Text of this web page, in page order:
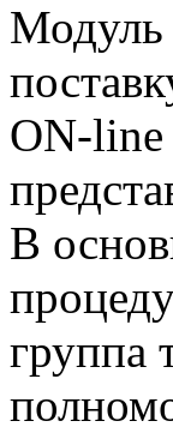
Модуль
ON-line
В
группа